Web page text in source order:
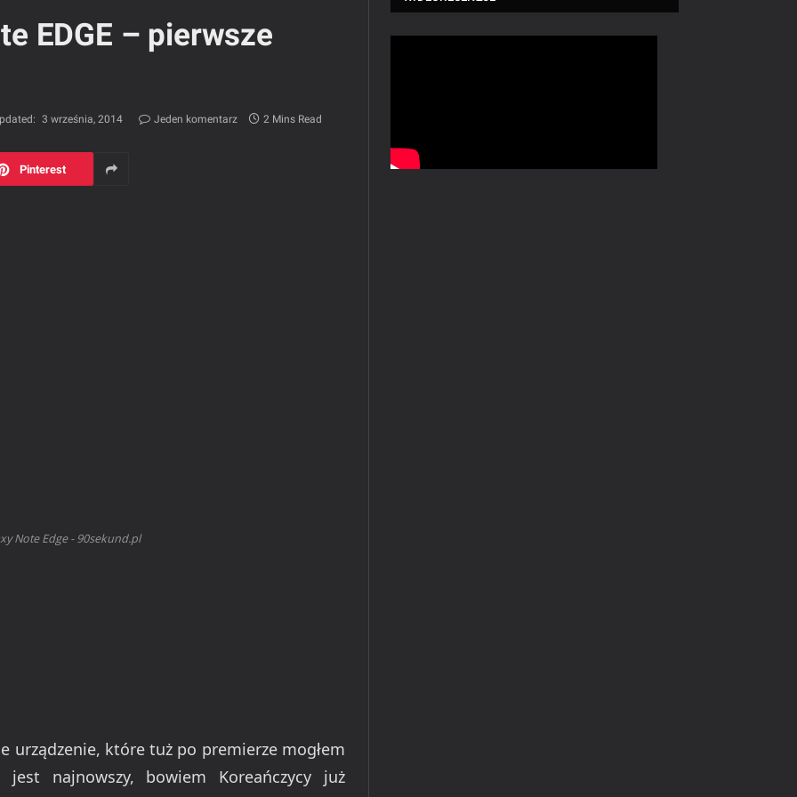
EDGE – pierwsze
3 września, 2014 Jeden komentarz 2 Mins Read
Pinterest
Note Edge - 90sekund.pl
urządzenie, które tuż po premierze mogłem
najnowszy, bowiem Koreańczycy już